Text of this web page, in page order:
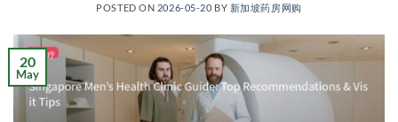
POSTED ON 2026-05-20 BY 新加坡药房网购
20
May